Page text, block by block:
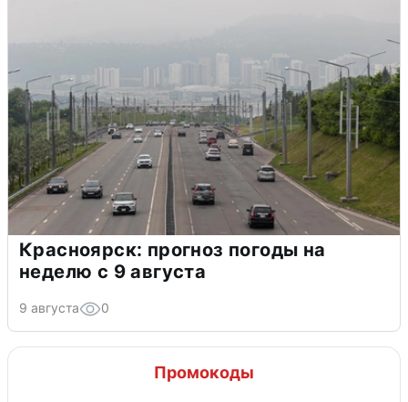
Красноярск: прогноз погоды на
неделю с 9 августа
9 августа 0
Промокоды